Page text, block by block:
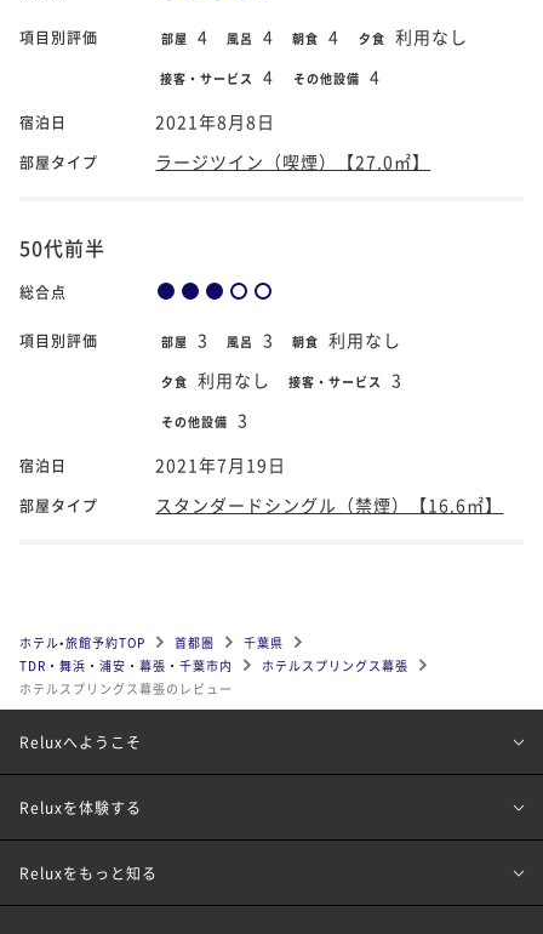
項目別評価 部屋 4 風呂 4 朝食 4 夕食 利用なし
接客・サービス 4 その他設備 4
宿泊日 2021年8月8日
部屋タイプ ラージツイン（喫煙）【27.0㎡】
50代前半
総合点
項目別評価 部屋 3 風呂 3 朝食 利用なし
夕食 利用なし 接客・サービス 3
その他設備 3
宿泊日 2021年7月19日
部屋タイプ スタンダードシングル（禁煙）【16.6㎡】
ホテル•旅館予約TOP 首都圏
千葉県
TDR・舞浜・浦安・幕張・千葉市内
ホテルスプリングス幕張
ホテルスプリングス幕張のレビュー
Reluxへようこそ
Reluxを体験する
Reluxをもっと知る